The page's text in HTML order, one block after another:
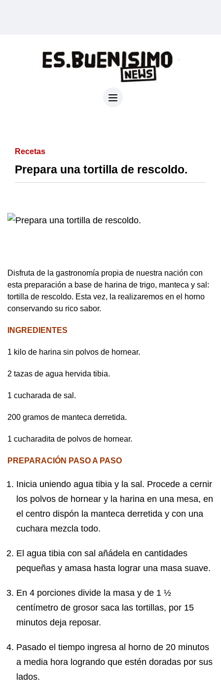
Recetas
Prepara una tortilla de rescoldo.
Disfruta de la gastronomía propia de nuestra nación con
esta preparación a base de harina de trigo, manteca y sal:
tortilla de rescoldo. Esta vez, la realizaremos en el horno
conservando su rico sabor.
INGREDIENTES
1 kilo de harina sin polvos de hornear.
2 tazas de agua hervida tibia.
1 cucharada de sal.
200 gramos de manteca derretida.
1 cucharadita de polvos de hornear.
PREPARACIÓN PASO A PASO
Inicia uniendo agua tibia y la sal. Procede a cernir
los polvos de hornear y la harina en una mesa, en
el centro dispón la manteca derretida y con una
cuchara mezcla todo.
El agua tibia con sal añádela en cantidades
pequeñas y amasa hasta lograr una masa suave.
En 4 porciones divide la masa y de 1 ½
centímetro de grosor saca las tortillas, por 15
minutos deja reposar.
Pasado el tiempo ingresa al horno de 20 minutos
a media hora logrando que estén doradas por sus
lados.